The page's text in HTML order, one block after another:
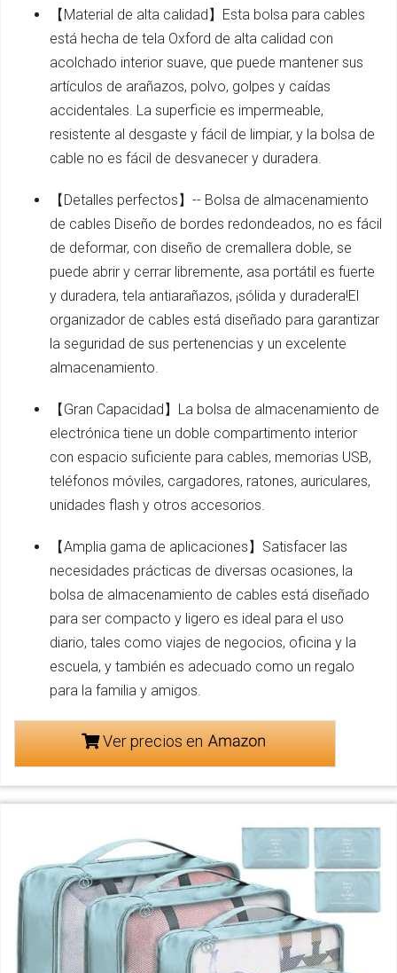
【Material de alta calidad】Esta bolsa para cables
está hecha de tela Oxford de alta calidad con
acolchado interior suave, que puede mantener sus
artículos de arañazos, polvo, golpes y caídas
accidentales. La superficie es impermeable,
resistente al desgaste y fácil de limpiar, y la bolsa de
cable no es fácil de desvanecer y duradera.
【Detalles perfectos】-- Bolsa de almacenamiento
de cables Diseño de bordes redondeados, no es fácil
de deformar, con diseño de cremallera doble, se
puede abrir y cerrar libremente, asa portátil es fuerte
y duradera, tela antiarañazos, ¡sólida y duradera!El
organizador de cables está diseñado para garantizar
la seguridad de sus pertenencias y un excelente
almacenamiento.
【Gran Capacidad】La bolsa de almacenamiento de
electrónica tiene un doble compartimento interior
con espacio suficiente para cables, memorias USB,
teléfonos móviles, cargadores, ratones, auriculares,
unidades flash y otros accesorios.
【Amplia gama de aplicaciones】Satisfacer las
necesidades prácticas de diversas ocasiones, la
bolsa de almacenamiento de cables está diseñado
para ser compacto y ligero es ideal para el uso
diario, tales como viajes de negocios, oficina y la
escuela, y también es adecuado como un regalo
para la familia y amigos.
Ver precios en